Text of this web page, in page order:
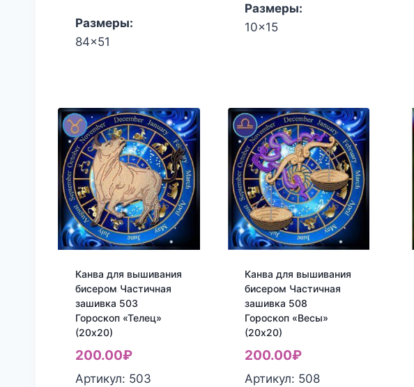
Размеры:
84x51
Размеры:
10x15
Канва для вышивания
бисером Частичная
зашивка 503
Гороскоп «Телец»
(20х20)
200.00₽
Артикул: 503
Канва для вышивания
бисером Частичная
зашивка 508
Гороскоп «Весы»
(20х20)
200.00₽
Артикул: 508